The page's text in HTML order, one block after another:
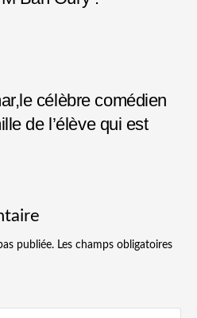
célèbre comédien
de l’élève qui est
publiée. Les champs obligatoires